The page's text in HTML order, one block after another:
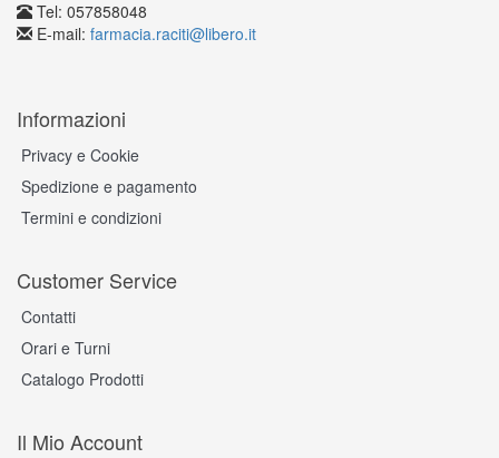
Tel: 057858048
E-mail: farmacia.raciti@libero.it
Informazioni
Privacy e Cookie
Spedizione e pagamento
Termini e condizioni
Customer Service
Contatti
Orari e Turni
Catalogo Prodotti
Il Mio Account